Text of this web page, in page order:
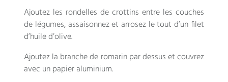
Ajoutez les rondelles de crottins entre les couches
de légumes, assaisonnez et arrosez le tout d’un filet
d’huile d’olive.
Ajoutez la branche de romarin par dessus et couvrez
avec un papier aluminium.